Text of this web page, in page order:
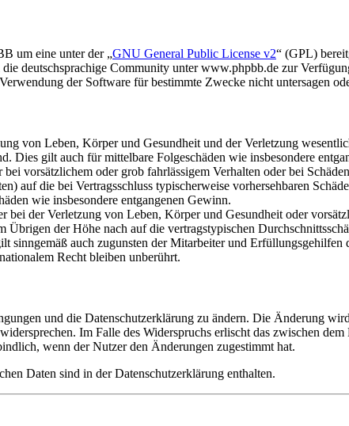
um eine unter der „GNU General Public License v2“ (GPL)
deutschsprachige Community unter www.phpbb.de zur
der Software für bestimmte Zwecke nicht untersagen
von Leben, Körper und Gesundheit und der Verletzung
Dies gilt auch für mittelbare Folgeschäden wie insbesondere
vorsätzlichem oder grob fahrlässigem Verhalten oder bei
auf die bei Vertragsschluss typischerweise vorhersehbaren
wie insbesondere entgangenen Gewinn.
bei der Verletzung von Leben, Körper und Gesundheit oder
Übrigen der Höhe nach auf die vertragstypischen
sinngemäß auch zugunsten der Mitarbeiter und Erfüllungsgehilfen
Recht bleiben unberührt.
und die Datenschutzerklärung zu ändern. Die Änderung
Im Falle des Widerspruchs erlischt das zwischen
wenn der Nutzer den Änderungen zugestimmt hat.
Daten sind in der Datenschutzerklärung enthalten.